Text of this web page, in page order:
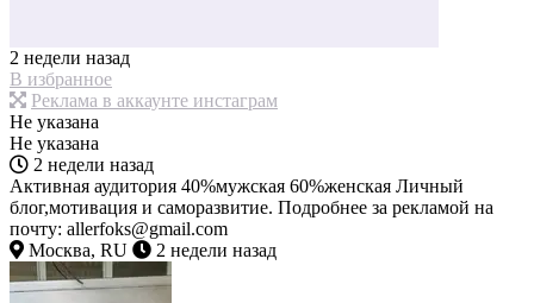
2 недели назад
В избранное
Реклама в аккаунте инстаграм
Не указана
Не указана
2 недели назад
Активная аудитория 40%мужская 60%женская Личный
блог,мотивация и саморазвитие. Подробнее за рекламой на
почту: allerfoks@gmail.com
Москва, RU
2 недели назад